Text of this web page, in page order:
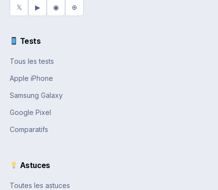
𝕏 ▶ ◉ ⊕
Tests
Tous les tests
Apple iPhone
Samsung Galaxy
Google Pixel
Comparatifs
Astuces
Toutes les astuces